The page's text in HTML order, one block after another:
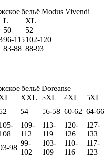
L
XL
50
52
96-115102-120
83-88 88-93
XL XXL 3XL 4XL
5XL
52 54 56-58 60-62 64-66
105-
108
109-
112
113-
119
120-
126
127-
133
98
99-
102
103-
109
110-
116
117-
123